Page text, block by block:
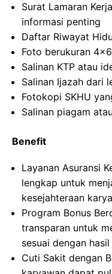
Surat Lamaran
informasi penting
Daftar Riwayat
Foto berukuran
Salinan KTP atau
Salinan Ijazah dari
Fotokopi SKHU
Salinan piagam
Benefit
Layanan Asuransi
lengkap untuk
kesejahteraan
Program Bonus
transparan untuk
sesuai dengan
Cuti Sakit dengan